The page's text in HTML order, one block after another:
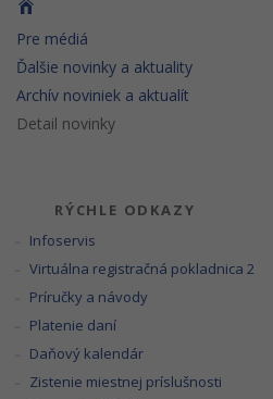
Pre médiá
Ďalšie novinky a aktuality
Archív noviniek a aktualít
Detail novinky
RÝCHLE ODKAZY
Infoservis
Virtuálna registračná pokladnica 2
Príručky a návody
Platenie daní
Daňový kalendár
Zistenie miestnej príslušnosti